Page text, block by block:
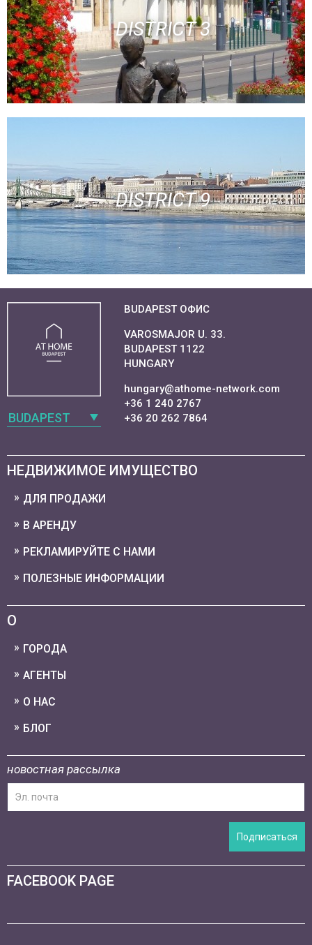
DISTRICT 3
DISTRICT 9
BUDAPEST
BUDAPEST ОФИС
VAROSMAJOR U. 33.
BUDAPEST 1122
HUNGARY
hungary@athome-network.com
+36 1 240 2767
+36 20 262 7864
НЕДВИЖИМОЕ ИМУЩЕСТВО
ДЛЯ ПРОДАЖИ
В АРЕНДУ
РЕКЛАМИРУЙТЕ С НАМИ
ПОЛЕЗНЫЕ ИНФОРМАЦИИ
О
ГОРОДА
АГЕНТЫ
О НАС
БЛОГ
новостная рассылка
Подписаться
FACEBOOK PAGE